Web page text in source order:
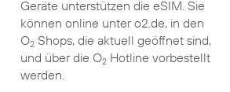
Geräte unterstützen die eSIM. Sie
können online unter o2.de, in den
O2Shops, die aktuell geöffnet sind,
und über die O2Hotline vorbestellt
werden.